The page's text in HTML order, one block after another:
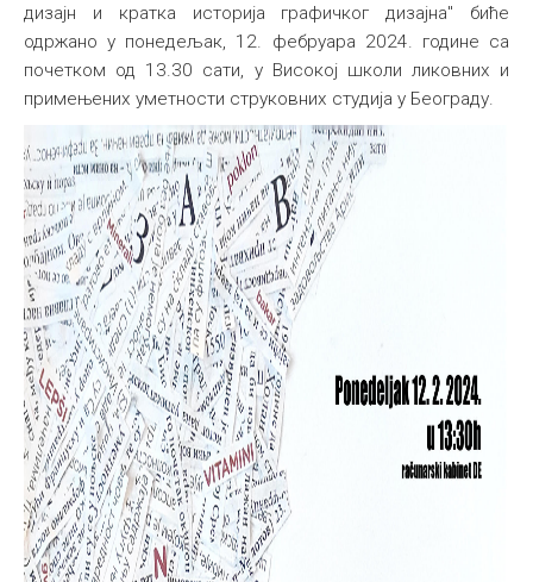
дизајн и кратка историја графичког дизајна" биће
одржано у понедељак, 12. фебруара 2024. године са
почетком од 13.30 сати, у Високој школи ликовних и
примењених уметности струковних студија у Београду.